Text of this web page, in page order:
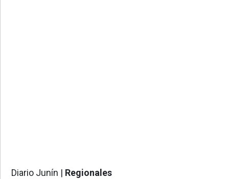
Diario Junín | Regionales